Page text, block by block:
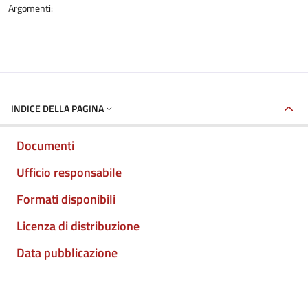
Argomenti:
INDICE DELLA PAGINA
Documenti
Ufficio responsabile
Formati disponibili
Licenza di distribuzione
Data pubblicazione